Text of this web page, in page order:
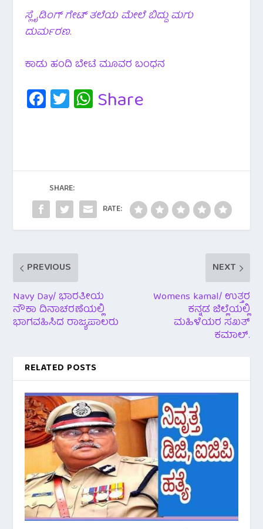
ಸ್ಲೈಡಿಂಗ್ ಗೇಟ್ ತಲೆಯ ಮೇಲೆ ಬಿದ್ದು ಮಗು
ದುರ್ಮರಣ.
ಕಾಡು ಹಂದಿ ಬೇಟೆ ಮೂವರ ಬಂಧನ
Fa
c
o
o
k
T
wi
W
A
p
p
Share
SHARE:
RATE:
PREVIOUS
Navy Day/ ಭಾರತೀಯ
ನೌಕಾ ದಿನಾಚರಣೆಯಲ್ಲಿ
ಭಾಗವಹಿಸಿದ ರಾಜ್ಯಪಾಲರು
NEXT
Womens kamal/ ಉತ್ತರ
ಕನ್ನಡ ಜಿಲ್ಲೆಯಲ್ಲಿ
ಮಹಿಳೆಯರ ಸಖತ್
ಕಮಾಲ್.
RELATED POSTS